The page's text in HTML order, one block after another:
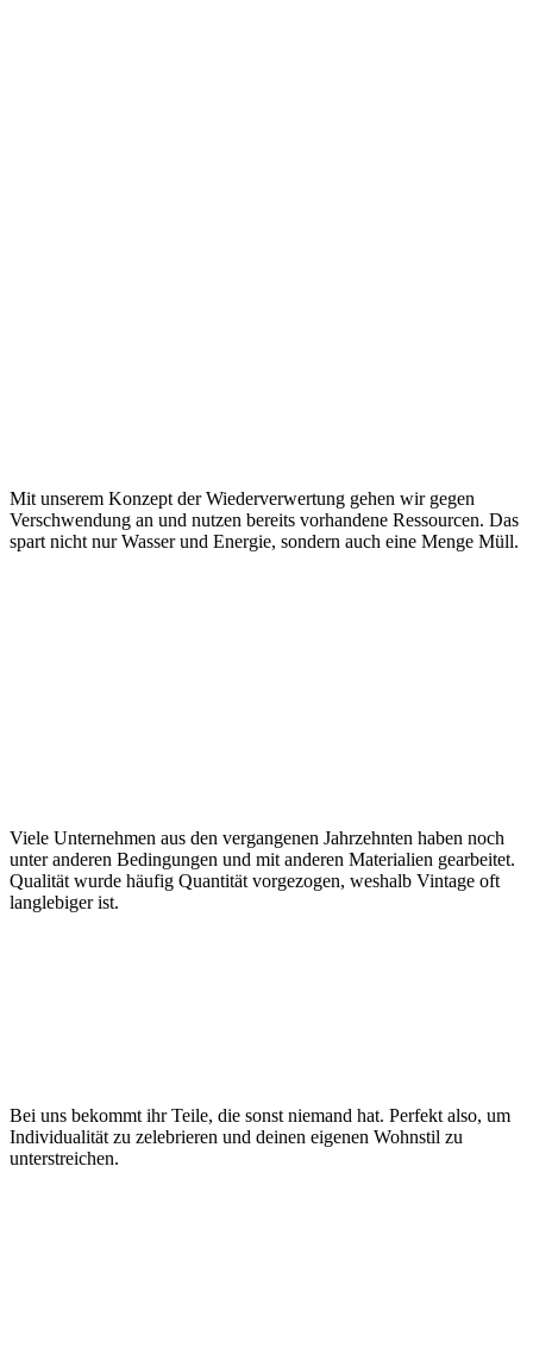
Mit unserem Konzept der Wiederverwertung gehen wir gegen
Verschwendung an und nutzen bereits vorhandene Ressourcen. Das
spart nicht nur Wasser und Energie, sondern auch eine Menge Müll.
Viele Unternehmen aus den vergangenen Jahrzehnten haben noch
unter anderen Bedingungen und mit anderen Materialien gearbeitet.
Qualität wurde häufig Quantität vorgezogen, weshalb Vintage oft
langlebiger ist.
Bei uns bekommt ihr Teile, die sonst niemand hat. Perfekt also, um
Individualität zu zelebrieren und deinen eigenen Wohnstil zu
unterstreichen.